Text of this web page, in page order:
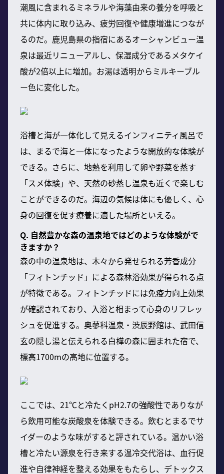
潮風に含まれるミネラルや海藻由来の養分を呼吸と
共に体内に取り込み、疲労回復や健康増進につなが
るのだ。鹿児島県の指宿にあるオーシャンビュー温
泉は最近リニューアルし、保湿成分であるメタケイ
酸が2倍以上に増加。お湯は透明からミルキーブル
ー色に変化した。
浴槽と海が一体化して見えるインフィニティ風呂で
は、まるで海と一体になったような開放的な体験が
できる。さらに、地熱を利用して卵や野菜を蒸す
「スメ体験」や、天然の砂蒸し温泉も近くで楽しむ
ことができるのだ。海辺の気候は体にも優しく、心
身の回復を促す療養に適した場所といえる。
Q. 自然豊かな森の温泉地ではどのような体験がで
きますか？
森の中の温泉地は、木々から発せられる芳香成分
「フィトンチッド」による森林浴効果が得られる点
が特徴である。フィトンチッドには免疫力向上効果
が確認されており、入浴と相まって心身のリフレッ
シュを促進する。奥蓼科温泉・渋辰野館は、武田信
玄の隠し湯と伝えられる白樺の森に囲まれた宿で、
標高1700mの高地に位置する。
ここでは、21℃と冷たくpH2.7の強酸性でありなが
ら飲用可能な炭酸泉を体験できる。飲むとまるでサ
イダーのような味がすると評されている。温かい浴
槽と冷たい源泉を行き来する温冷交代浴は、血行促
進や自律神経を整える効果をもたらし、デトックス